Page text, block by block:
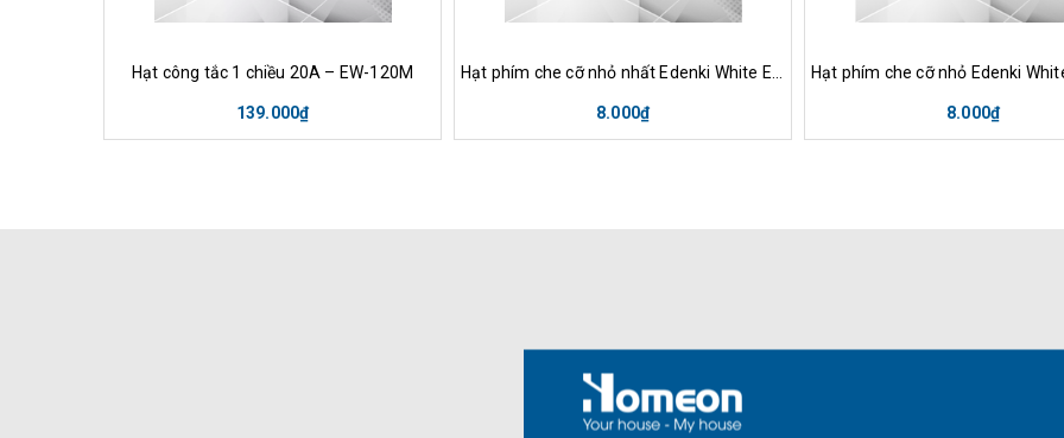
Hạt công tắc 1 chiều 20A – EW-120M
139.000₫ 8.000₫ 8.000₫